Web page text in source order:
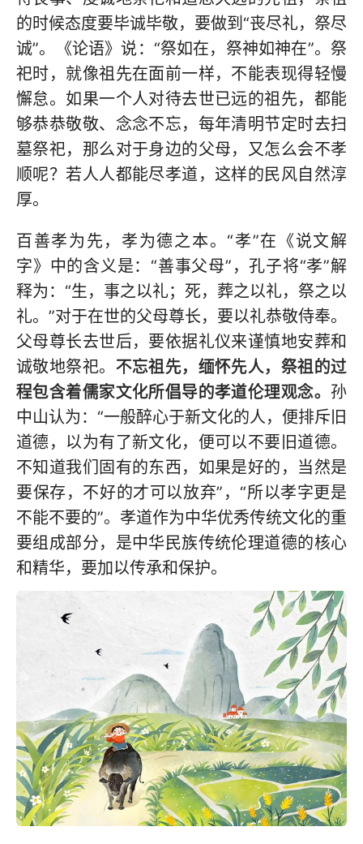
的时候态度要毕诚毕敬，要做到“丧尽礼，祭尽
诚”。《论语》说：“祭如在，祭神如神在”。祭
祀时，就像祖先在面前一样，不能表现得轻慢
懈怠。如果一个人对待去世已远的祖先，都能
够恭恭敬敬、念念不忘，每年清明节定时去扫
墓祭祀，那么对于身边的父母，又怎么会不孝
顺呢？若人人都能尽孝道，这样的民风自然淳
厚。
百善孝为先，孝为德之本。“孝”在《说文解
字》中的含义是：“善事父母”，孔子将“孝”解
释为：“生，事之以礼；死，葬之以礼，祭之以
礼。”对于在世的父母尊长，要以礼恭敬侍奉。
父母尊长去世后，要依据礼仪来谨慎地安葬和
诚敬地祭祀。 不忘祖先，缅怀先人，祭祖的过
程包含着儒家文化所倡导的孝道伦理观念。 孙
中山认为：“一般醉心于新文化的人，便排斥旧
道德，以为有了新文化，便可以不要旧道德。
不知道我们固有的东西，如果是好的，当然是
要保存，不好的才可以放弃”，“所以孝字更是
不能不要的”。孝道作为中华优秀传统文化的重
要组成部分，是中华民族传统伦理道德的核心
和精华，要加以传承和保护。